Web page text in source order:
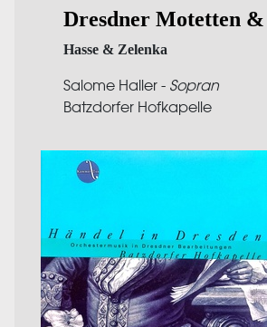
Dresdner Motetten
Hasse & Zelenka
Salome Haller - Sopran
Batzdorfer Hofkapelle